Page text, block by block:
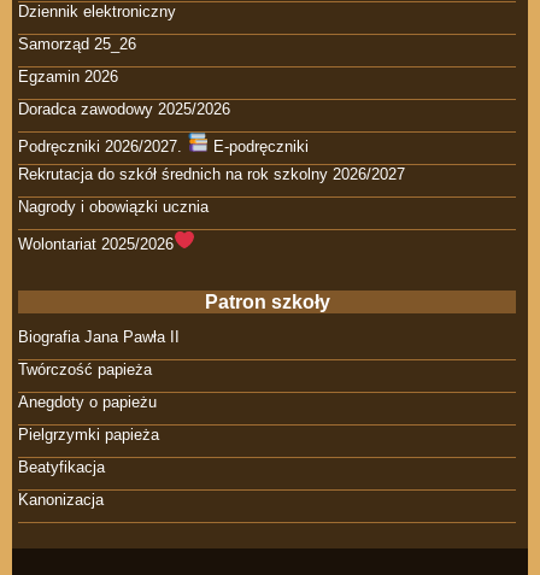
Dziennik elektroniczny
Samorząd 25_26
Egzamin 2026
Doradca zawodowy 2025/2026
Podręczniki 2026/2027.
E-podręczniki
Rekrutacja do szkół średnich na rok szkolny 2026/2027
Nagrody i obowiązki ucznia
Wolontariat 2025/2026
Patron szkoły
Biografia Jana Pawła II
Twórczość papieża
Anegdoty o papieżu
Pielgrzymki papieża
Beatyfikacja
Kanonizacja